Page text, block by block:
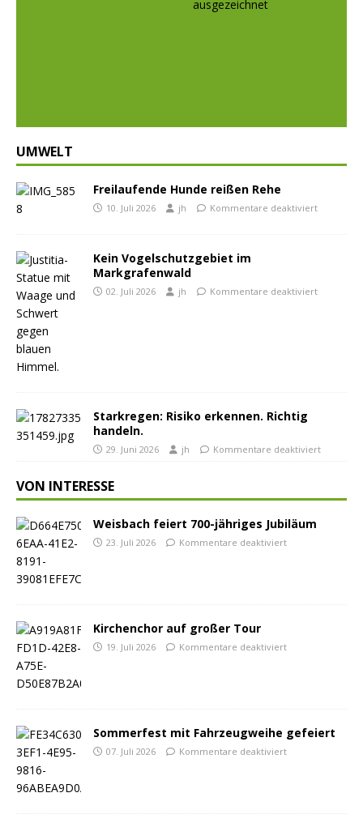
UMWELT
Freilaufende Hunde reißen Rehe
10. Juli 2026 jh Kommentare deaktiviert
Kein Vogelschutzgebiet im
Markgrafenwald
02. Juli 2026 jh Kommentare deaktiviert
Starkregen: Risiko erkennen. Richtig
handeln.
29. Juni 2026 jh Kommentare deaktiviert
VON INTERESSE
Weisbach feiert 700-jähriges Jubiläum
23. Juli 2026 Kommentare deaktiviert
Kirchenchor auf großer Tour
19. Juli 2026 Kommentare deaktiviert
Sommerfest mit Fahrzeugweihe gefeiert
07. Juli 2026 Kommentare deaktiviert